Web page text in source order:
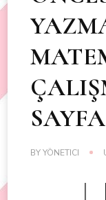
BYYÖNETICI